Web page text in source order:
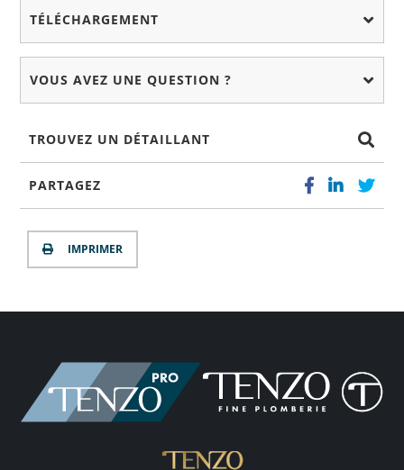
TÉLÉCHARGEMENT
VOUS AVEZ UNE QUESTION ?
TROUVEZ UN DÉTAILLANT
PARTAGEZ
IMPRIMER